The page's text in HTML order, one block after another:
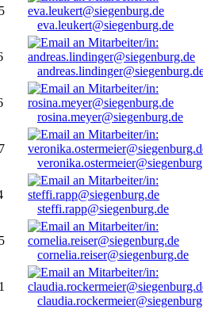
eva.leukert@siegenburg.de
rosina.meyer@siegenburg.de
steffi.rapp@siegenburg.de
cornelia.reiser@siegenburg.de